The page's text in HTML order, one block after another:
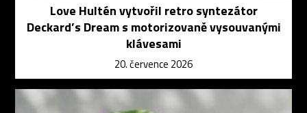
Love Hultén vytvořil retro syntezátor
Deckard’s Dream s motorizovaně vysouvanými
klávesami
20. července 2026